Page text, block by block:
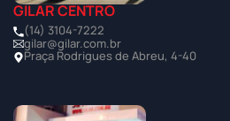
GILAR CENTRO
(14) 3104-7222
gilar@gilar.com.br
Praça Rodrigues de Abreu, 4-40